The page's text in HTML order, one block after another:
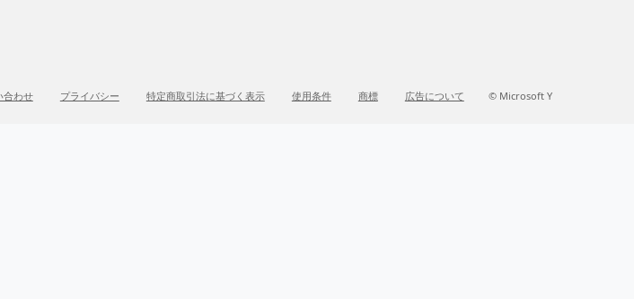
わせ
プライバシー 特定商取引法に基づく表示 使用条件 商標 広告について © Microsoft Y